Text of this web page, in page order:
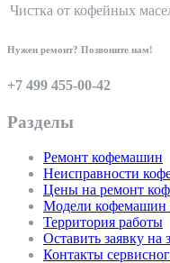
Чистка от кофейных
Нужен ремонт? Позвоните нам!
+7 499 455-00-42
Разделы
Ремонт кофемашин
Неисправности
Цены на ремонт
Модели
Территория работы
Оставить заявку на
Контакты